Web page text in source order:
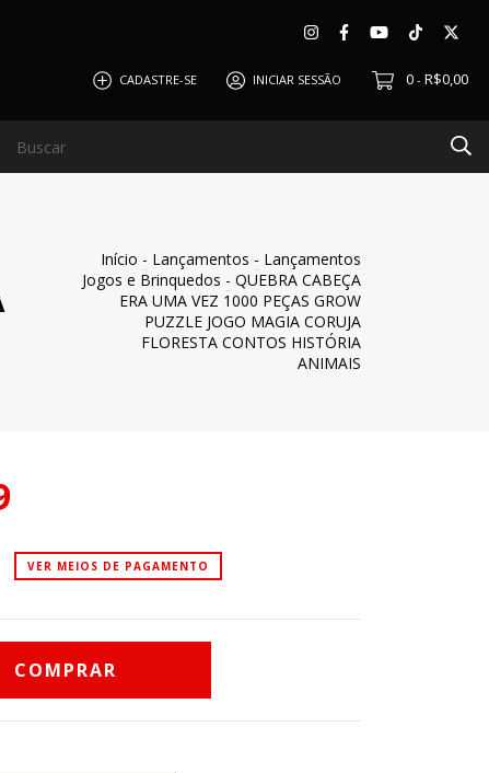
CADASTRE-SE INICIAR SESSÃO 0 - R$0,00
CLIENTES POLÍTICA
Início - Lançamentos - Lançamentos
Jogos e Brinquedos - QUEBRA CABEÇA
ERA UMA VEZ 1000 PEÇAS GROW
PUZZLE JOGO MAGIA CORUJA
FLORESTA CONTOS HISTÓRIA
ANIMAIS
VER MEIOS DE PAGAMENTO